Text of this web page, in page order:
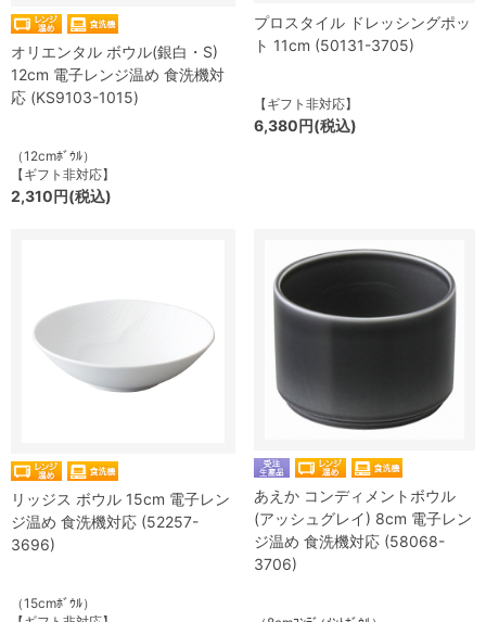
オリエンタル ボウル(銀白・S)
12cm 電子レンジ温め 食洗機対
応 (KS9103-1015)
（12cmﾎﾞｳﾙ）
【ギフト非対応】
2,310円(税込)
プロスタイル ドレッシングポッ
ト 11cm (50131-3705)
【ギフト非対応】
6,380円(税込)
リッジス ボウル 15cm 電子レン
ジ温め 食洗機対応 (52257-
3696)
（15cmﾎﾞｳﾙ）
あえか コンディメントボウル
(アッシュグレイ) 8cm 電子レン
ジ温め 食洗機対応 (58068-
3706)